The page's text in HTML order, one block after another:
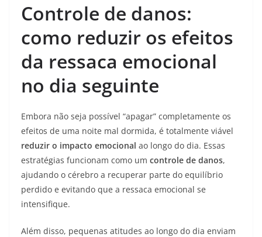
Controle de danos:
como reduzir os efeitos
da ressaca emocional
no dia seguinte
Embora não seja possível “apagar” completamente os
efeitos de uma noite mal dormida, é totalmente viável
reduzir o impacto emocional ao longo do dia. Essas
estratégias funcionam como um controle de danos,
ajudando o cérebro a recuperar parte do equilíbrio
perdido e evitando que a ressaca emocional se
intensifique.
Além disso, pequenas atitudes ao longo do dia enviam